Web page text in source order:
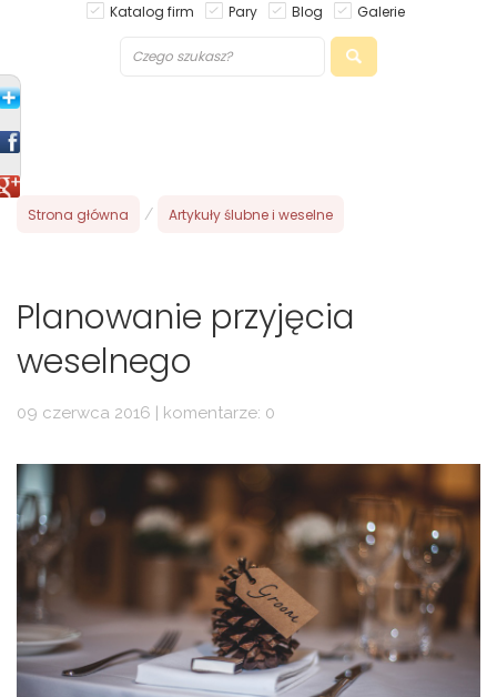
Katalog firm Pary Blog Galerie
Strona główna / Artykuły ślubne i weselne
Planowanie przyjęcia
weselnego
09 czerwca 2016 | komentarze: 0